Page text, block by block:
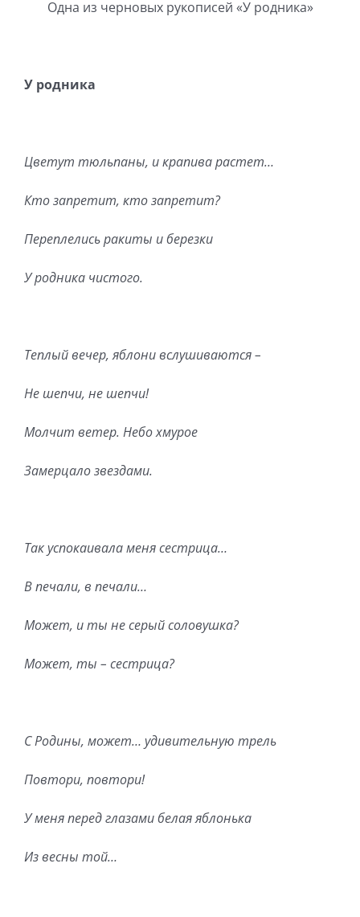
Одна из черновых рукописей «У родника»
У родника
Цветут тюльпаны, и крапива растет…
Кто запретит, кто запретит?
Переплелись ракиты и березки
У родника чистого.
Теплый вечер, яблони вслушиваются –
Не шепчи, не шепчи!
Молчит ветер. Небо хмурое
Замерцало звездами.
Так успокаивала меня сестрица…
В печали, в печали…
Может, и ты не серый соловушка?
Может, ты – сестрица?
С Родины, может… удивительную трель
Повтори, повтори!
У меня перед глазами белая яблонька
Из весны той…